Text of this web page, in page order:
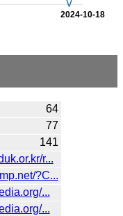
2024-10-18
64
77
141
r...
?C...
...
...